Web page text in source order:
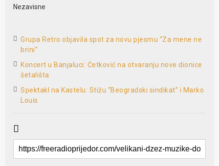
Nezavisne
Grupa Retro objavila spot za novu pjesmu “Za mene ne
brini”
Koncert u Banjaluci: Ćetković na otvaranju nove dionice
šetališta
Spektakl na Kastelu: Stižu “Beogradski sindikat” i Marko
Louis